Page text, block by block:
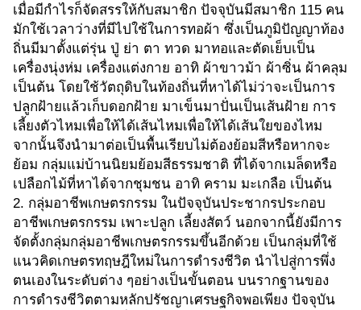
เมื่อมีกำไรก็จัดสรรให้กับสมาชิก ปัจจุบันมีสมาชิก 115 คน
มักใช้เวลาว่างที่มีไปใช้ในการทอผ้า ซึ่งเป็นภูมิปัญญาท้อง
ถิ่นมีมาตั้งแต่รุ่น ปู่ ย่า ตา ทวด มาทอและตัดเย็บเป็น
เครื่องนุ่งห่ม เครื่องแต่งกาย อาทิ ผ้าขาวม้า ผ้าซิ่น ผ้าคลุม
เป็นต้น โดยใช้วัตถุดิบในท้องถิ่นที่หาได้ไม่ว่าจะเป็นการ
ปลูกฝ้ายแล้วเก็บดอกฝ้าย มาเข็นมาปั่นเป็นเส้นฝ้าย การ
เลี้ยงตัวไหมเพื่อให้ได้เส้นไหมเพื่อให้ได้เส้นใยของไหม
จากนั้นจึงนำมาต่อเป็นพื้นเรียบไม่ต้องย้อมสีหรือหากจะ
ย้อม กลุ่มแม่บ้านนิยมย้อมสีธรรมชาติ ที่ได้จากเมล็ดหรือ
เปลือกไม้ที่หาได้จากชุมชน อาทิ คราม มะเกลือ เป็นต้น
2. กลุ่มอาชีพเกษตรกรรม ในปัจจุบันประชากรประกอบ
อาชีพเกษตรกรรม เพาะปลูก เลี้ยงสัตว์ นอกจากนี้ยังมีการ
จัดตั้งกลุ่มกลุ่มอาชีพเกษตรกรรมขึ้นอีกด้วย เป็นกลุ่มที่ใช้
แนวคิดเกษตรทฤษฎีใหม่ในการดำรงชีวิต นำไปสู่การพึ่ง
ตนเองในระดับต่าง ๆอย่างเป็นขั้นตอน บนรากฐานของ
การดำรงชีวิตตามหลักปรัชญาเศรษฐกิจพอเพียง ปัจจุบัน